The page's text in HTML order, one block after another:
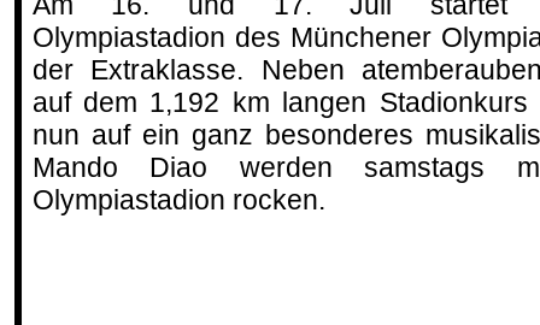
Olympiastadion des Münchener
der Extraklasse. Neben
auf dem 1,192 km langen
nun auf ein ganz besonderes
Mando Diao werden samstags
Olympiastadion rocken.